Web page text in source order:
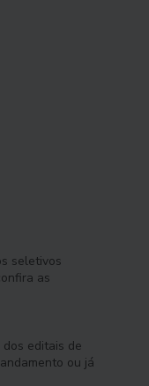
seletivos
as
editais de
ou já